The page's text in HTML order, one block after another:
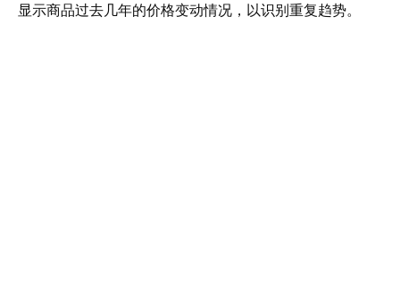
显示商品过去几年的价格变动情况，以识别重复趋势。